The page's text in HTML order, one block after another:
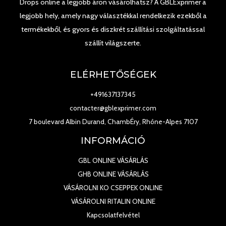
Drops online a legjobb áron vásárolhatsz? A GBLExprimer a
legjobb hely, amely nagy választékkal rendelkezik ezekből a
termékekből, és gyors és diszkrét szállítási szolgáltatással
szállít világszerte.
ELÉRHETŐSÉGEK
+491637137345
contacter@gblexprimer.com
7 boulevard Albin Durand, ChambÉry, Rhône-Alpes 7107
INFORMÁCIÓ
GBL ONLINE VÁSÁRLÁS
GHB ONLINE VÁSÁRLÁS
VÁSÁROLNI KO CSEPPEK ONLINE
VÁSÁROLNI RITALIN ONLINE
Kapcsolatfelvétel